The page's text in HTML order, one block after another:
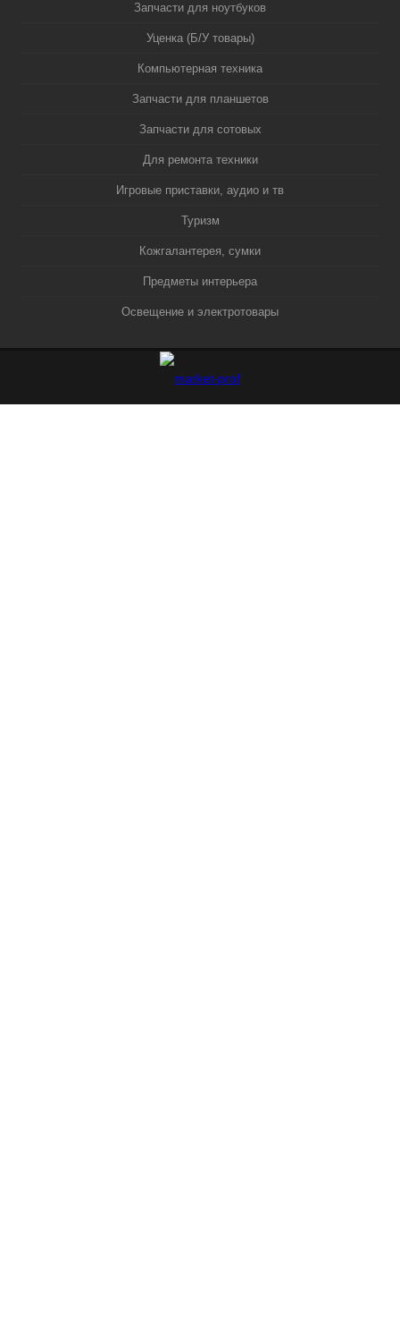
Запчасти для ноутбуков
Уценка (Б/У товары)
Компьютерная техника
Запчасти для планшетов
Запчасти для сотовых
Для ремонта техники
Игровые приставки, аудио и тв
Туризм
Кожгалантерея, сумки
Предметы интерьера
Освещение и электротовары